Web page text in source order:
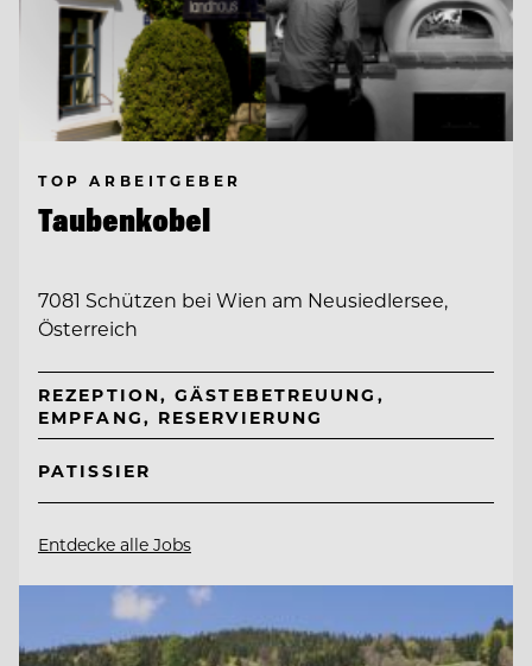
TOP ARBEITGEBER
Taubenkobel
7081 Schützen bei Wien am Neusiedlersee,
Österreich
REZEPTION, GÄSTEBETREUUNG,
EMPFANG, RESERVIERUNG
PATISSIER
Entdecke alle Jobs